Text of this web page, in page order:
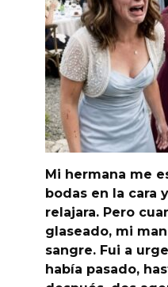
Mi hermana me
bodas en la cara
relajara. Pero
glaseado, mi
sangre. Fui a
había pasado,